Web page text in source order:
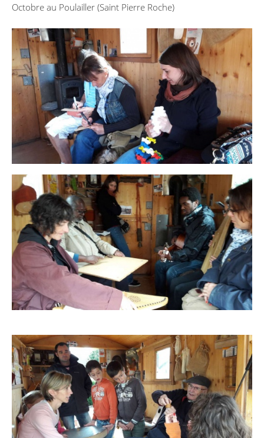
Octobre au Poulailler (Saint Pierre Roche)